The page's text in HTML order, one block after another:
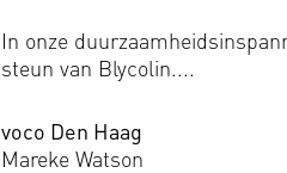
In onze
steun van Blycolin....
voco Den Haag
Mareke Watson